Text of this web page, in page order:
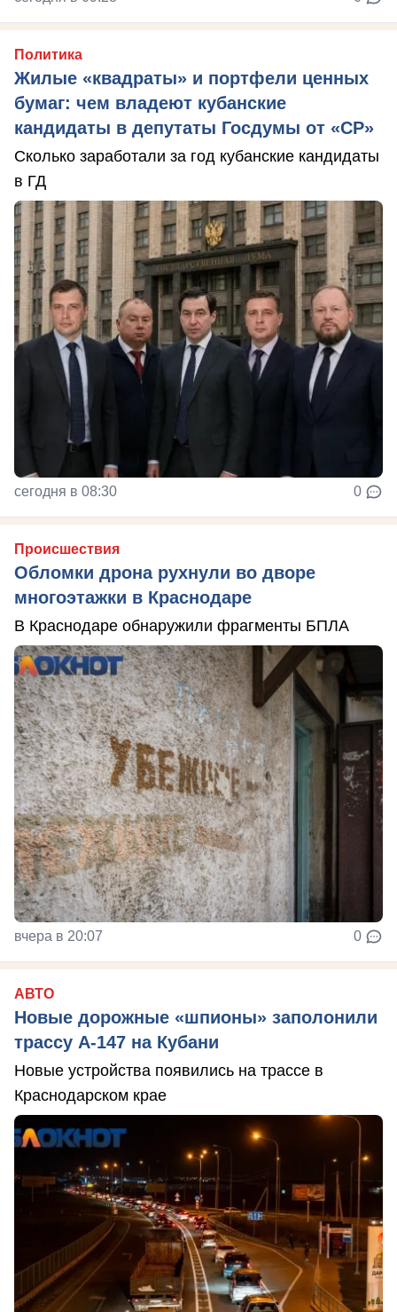
Политика
Жилые «квадраты» и портфели ценных
бумаг: чем владеют кубанские
кандидаты в депутаты Госдумы от «СР»
Сколько заработали за год кубанские кандидаты
в ГД
сегодня в 08:30 0
Происшествия
Обломки дрона рухнули во дворе
многоэтажки в Краснодаре
В Краснодаре обнаружили фрагменты БПЛА
вчера в 20:07 0
АВТО
Новые дорожные «шпионы» заполонили
трассу А-147 на Кубани
Новые устройства появились на трассе в
Краснодарском крае